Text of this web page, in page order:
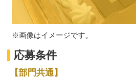
※画像はイメージです。
応募条件
【部門共通】